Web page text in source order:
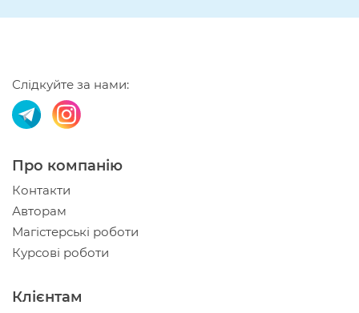
Слідкуйте за нами:
Про компанію
Контакти
Авторам
Магістерські роботи
Курсові роботи
Клієнтам